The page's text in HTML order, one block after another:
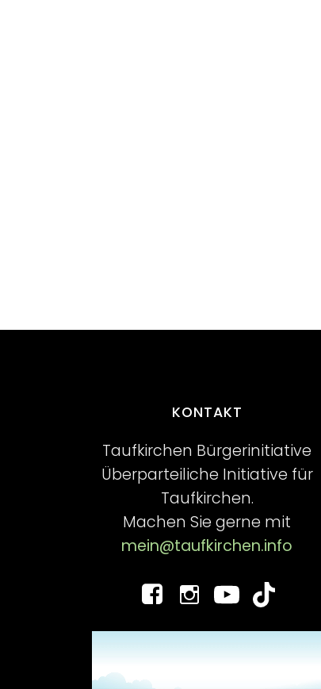
KONTAKT
Taufkirchen Bürgerinitiative
Überparteiliche Initiative für
Taufkirchen.
Machen Sie gerne mit
mein@taufkirchen.info